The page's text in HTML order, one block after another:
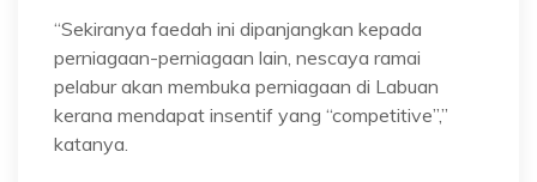
“Sekiranya faedah ini dipanjangkan kepada
perniagaan-perniagaan lain, nescaya ramai
pelabur akan membuka perniagaan di Labuan
kerana mendapat insentif yang “competitive”,”
katanya.